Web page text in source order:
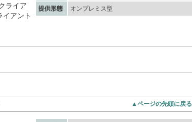
提供形態 オンプレミス型
ライア
イアント
▲ページの先頭に戻る